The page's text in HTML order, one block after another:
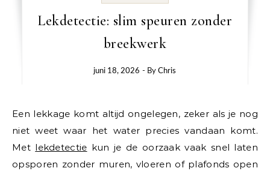
Lekdetectie: slim speuren zonder
breekwerk
juni 18, 2026 - ByChris
Een lekkage komt altijd ongelegen, zeker als je nog
niet weet waar het water precies vandaan komt.
Met lekdetectie kun je de oorzaak vaak snel laten
opsporen zonder muren, vloeren of plafonds open